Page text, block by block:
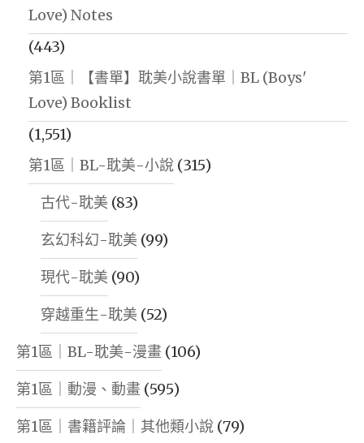
Love) Notes
(443)
第1區｜【書單】耽美小說書單｜BL (Boys'
Love) Booklist
(1,551)
第1區｜BL-耽美-小說 (315)
古代-耽美 (83)
玄幻科幻-耽美 (99)
現代-耽美 (90)
穿越重生-耽美 (52)
第1區｜BL-耽美-漫畫 (106)
第1區｜動漫、動畫 (595)
第1區｜書籍評論｜其他類小說 (79)